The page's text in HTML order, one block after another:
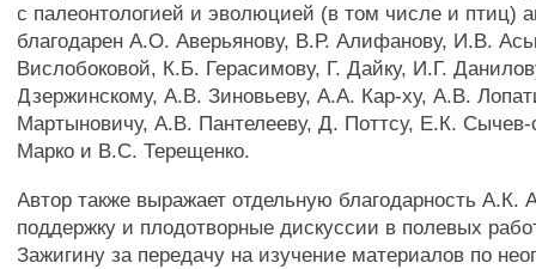
с палеонтологией и эволюцией (в том числе и птиц)
благодарен А.О. Аверьянову, В.Р. Алифанову, И.В.
Вислобоковой, К.Б. Герасимову, Г. Дайку, И.Г.
Дзержинскому, A.B. Зиновьеву, A.A. Кар-ху, A.B.
Мартыновичу, A.B. Пантелееву, Д. Поттсу, Е.К.
Марко и B.C. Терещенко.
Автор также выражает отдельную благодарность А.К.
поддержку и плодотворные дискуссии в полевых
Зажигину за передачу на изучение материалов по